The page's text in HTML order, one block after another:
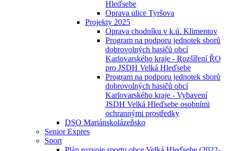
Hleďsebe
Oprava ulice Tyršova
Projekty 2025
Oprava chodníku v k.ú. Klimentov
Program na podporu jednotek sborů
dobrovolných hasičů obcí
Karlovarského kraje - Rozšíření ŘO
pro JSDH Velká Hleďsebe
Program na podporu jednotek sborů
dobrovolných hasičů obcí
Karlovarského kraje - Vybavení
JSDH Velká Hleďsebe osobními
ochrannými prostředky
DSO Mariánskolázeňsko
Senior Expres
Sport